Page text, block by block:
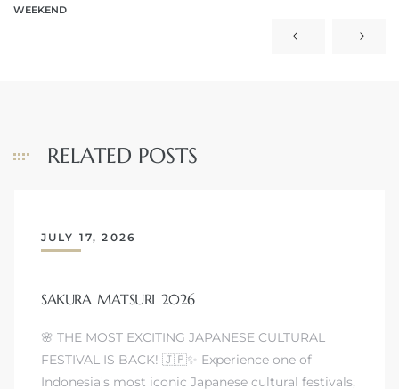
WEEKEND
RELATED POSTS
JULY 17, 2026
SAKURA MATSURI 2026
🌸 THE MOST EXCITING JAPANESE CULTURAL
FESTIVAL IS BACK! 🇯🇵✨ Experience one of
Indonesia's most iconic Japanese cultural festivals,